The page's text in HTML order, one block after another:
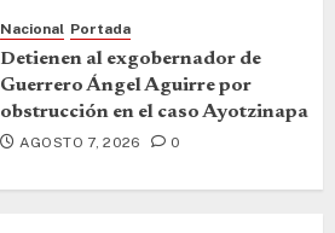
Nacional Portada
Detienen al exgobernador de
Guerrero Ángel Aguirre por
obstrucción en el caso Ayotzinapa
AGOSTO 7, 2026 0